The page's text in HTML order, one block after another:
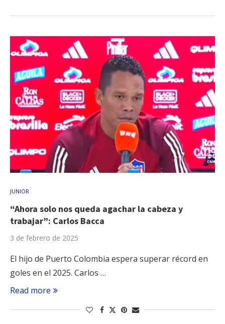
JUNIOR
“Ahora solo nos queda agachar la cabeza y
trabajar”: Carlos Bacca
3 de febrero de 2025
El hijo de Puerto Colombia espera superar récord en
goles en el 2025. Carlos …
Read more